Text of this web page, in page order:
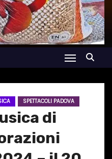
SPETTACOLI PADOVA
di